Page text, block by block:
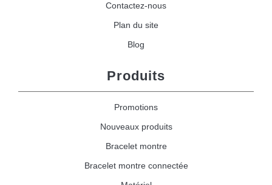
Contactez-nous
Plan du site
Blog
Produits
Promotions
Nouveaux produits
Bracelet montre
Bracelet montre connectée